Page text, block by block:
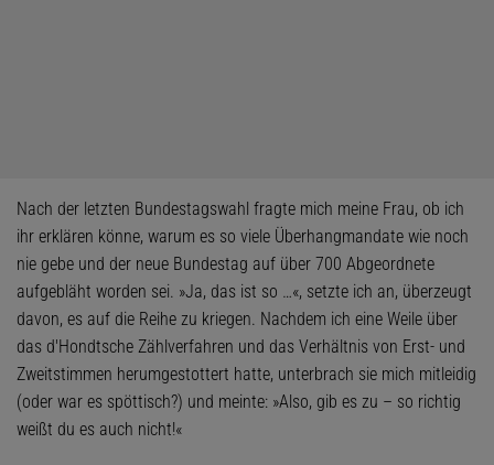
Nach der letzten Bundestagswahl fragte mich meine Frau, ob ich
ihr erklären könne, warum es so viele Überhangmandate wie noch
nie gebe und der neue Bundestag auf über 700 Abgeordnete
aufgebläht worden sei. »Ja, das ist so …«, setzte ich an, überzeugt
davon, es auf die Reihe zu kriegen. Nachdem ich eine Weile über
das d'Hondtsche Zählverfahren und das Verhältnis von Erst- und
Zweitstimmen herumgestottert hatte, unterbrach sie mich mitleidig
(oder war es spöttisch?) und meinte: »Also, gib es zu – so richtig
weißt du es auch nicht!«